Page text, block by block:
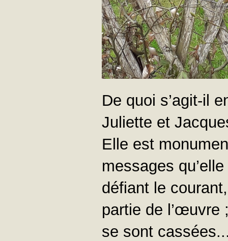
De quoi s’agit-il
Juliette et
Elle est
messages
défiant le
partie de l’œuvre
se sont